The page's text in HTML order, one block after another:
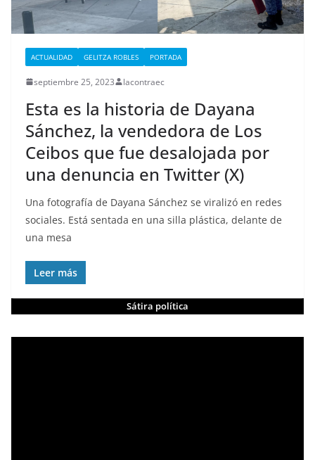
ACTUALIDAD GELITZA ROBLES PORTADA
septiembre 25, 2023 lacontraec
Esta es la historia de Dayana
Sánchez, la vendedora de Los
Ceibos que fue desalojada por
una denuncia en Twitter (X)
Una fotografía de Dayana Sánchez se viralizó en redes
sociales. Está sentada en una silla plástica, delante de
una mesa
Leer más
Sátira política